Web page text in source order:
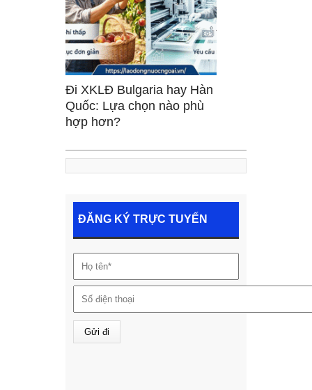
Đi XKLĐ Bulgaria hay Hàn
Quốc: Lựa chọn nào phù
hợp hơn?
ĐĂNG KÝ TRỰC TUYẾN